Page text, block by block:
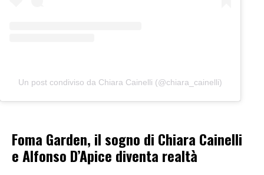
Un post condiviso da Chiara Cainelli (@chiara_cainelli)
Foma Garden, il sogno di Chiara Cainelli
e Alfonso D’Apice diventa realtà